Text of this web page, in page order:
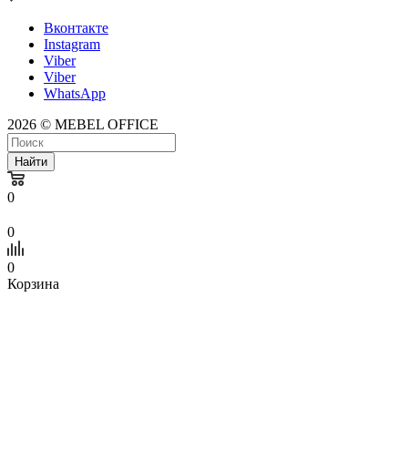
Вконтакте
Instagram
Viber
Viber
WhatsApp
2026 © MEBEL OFFICE
Найти
0
0
0
Корзина